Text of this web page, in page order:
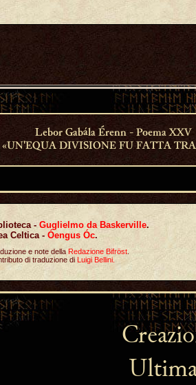
Lebor Gabála Érenn - Poema XXV
«UN'EQUA DIVISIONE FU FATTA
-Guglielmo da Baskerville.
Celtica -Óengus Óc.
e note dellaRedazione Bifröst
di traduzione diLuigi Bellini.